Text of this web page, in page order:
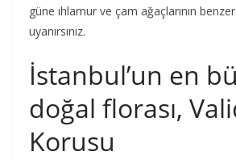
güne ıhlamur ve çam ağaçlarının
uyanırsınız.
İstanbul’un en
doğal florası,
Korusu